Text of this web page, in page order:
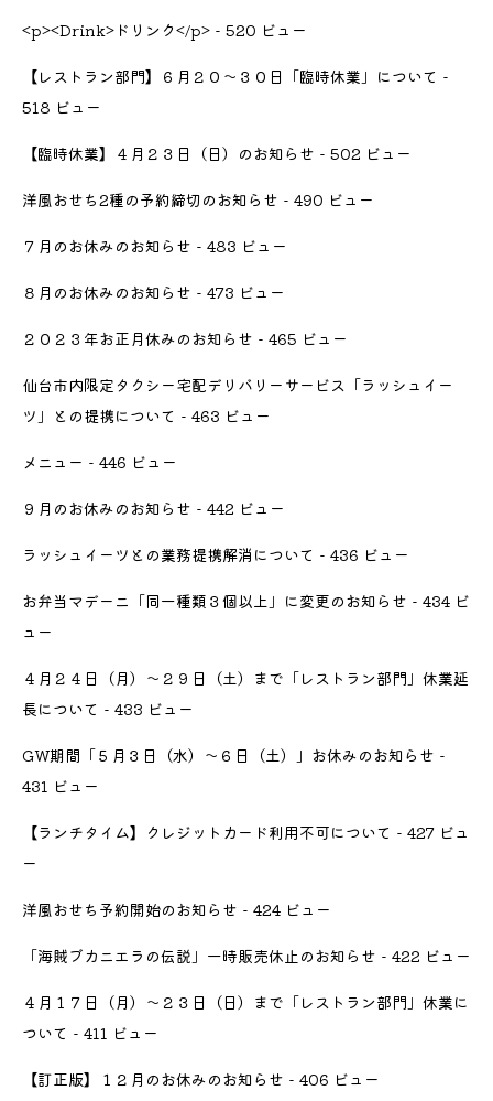
<p><Drink>ドリンク</p> - 520 ビュー
【レストラン部門】６月２０〜３０日「臨時休業」について -
518 ビュー
【臨時休業】４月２３日（日）のお知らせ - 502 ビュー
洋風おせち2種の予約締切のお知らせ - 490 ビュー
７月のお休みのお知らせ - 483 ビュー
８月のお休みのお知らせ - 473 ビュー
２０２３年お正月休みのお知らせ - 465 ビュー
仙台市内限定タクシー宅配デリバリーサービス「ラッシュイー
ツ」との提携について - 463 ビュー
メニュー - 446 ビュー
９月のお休みのお知らせ - 442 ビュー
ラッシュイーツとの業務提携解消について - 436 ビュー
お弁当マデーニ「同一種類３個以上」に変更のお知らせ - 434 ビ
ュー
４月２４日（月）〜２９日（土）まで「レストラン部門」休業延
長について - 433 ビュー
GW期間「５月３日（水）〜６日（土）」お休みのお知らせ -
431 ビュー
【ランチタイム】クレジットカード利用不可について - 427 ビュ
ー
洋風おせち予約開始のお知らせ - 424 ビュー
「海賊ブカニエラの伝説」一時販売休止のお知らせ - 422 ビュー
４月１７日（月）〜２３日（日）まで「レストラン部門」休業に
ついて - 411 ビュー
【訂正版】１２月のお休みのお知らせ - 406 ビュー